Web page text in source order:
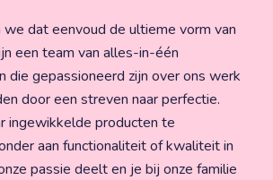
dat eenvoud de ultieme vorm van
een team van alles-in-één
die gepassioneerd zijn over ons werk
door een streven naar perfectie.
ingewikkelde producten te
aan functionaliteit of kwaliteit in
passie deelt en je bij onze familie